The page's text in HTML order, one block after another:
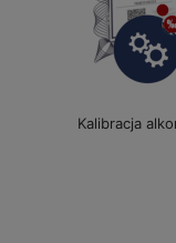
Kalibracja